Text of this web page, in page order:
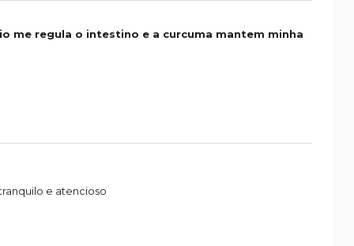
me regula o intestino e a curcuma mantem minha
e atencioso